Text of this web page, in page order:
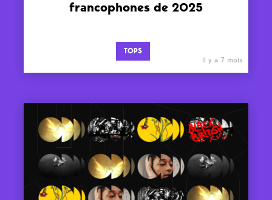
francophones de 2025
TOPS
il y a 7 mois